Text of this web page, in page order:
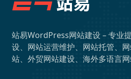
站易WordPress网站建设 – 专业
设、网站运营维护、网站托管、
站、外贸网站建设、海外多语言网